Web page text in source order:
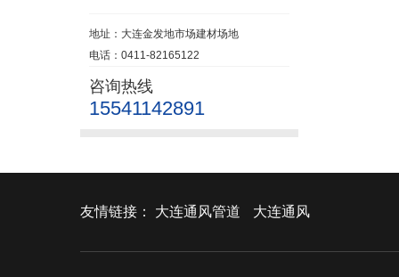
地址：大连金发地市场建材场地
电话：0411-82165122
咨询热线
15541142891
友情链接： 大连通风管道 大连通风